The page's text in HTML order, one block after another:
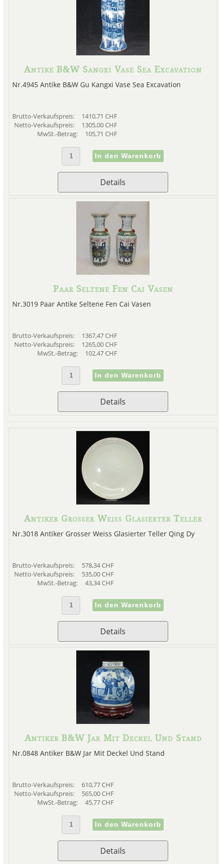
Antike B&W Sangxi Vase Sea Excavation
Nr.4945 Antike B&W Gu Kangxi Vase Sea Excavation
Brutto-Verkaufspreis:
1410,71 CHF
Netto-Verkaufspreis:
1305,00 CHF
MwSt.-Betrag:
105,71 CHF
Details
Paar Seltene Fen Cai Vasen
Nr.3019 Paar Antike Seltene Fen Cai Vasen
Brutto-Verkaufspreis:
1367,47 CHF
Netto-Verkaufspreis:
1265,00 CHF
MwSt.-Betrag:
102,47 CHF
Details
Antiker Grosser Weiss Glasierter Teller
Nr.3018 Antiker Grosser Weiss Glasierter Teller Qing Dy
Brutto-Verkaufspreis:
578,34 CHF
Netto-Verkaufspreis:
535,00 CHF
MwSt.-Betrag:
43,34 CHF
Details
Antiker B&W Jar Mit Deckel Und Stand
Nr.0848 Antiker B&W Jar Mit Deckel Und Stand
Brutto-Verkaufspreis:
610,77 CHF
Netto-Verkaufspreis:
565,00 CHF
MwSt.-Betrag:
45,77 CHF
Details